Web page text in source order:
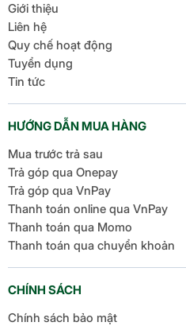
Giới thiệu
Liên hệ
Quy chế hoạt động
Tuyển dụng
Tin tức
HƯỚNG DẪN MUA HÀNG
Mua trước trả sau
Trả góp qua Onepay
Trả góp qua VnPay
Thanh toán online qua VnPay
Thanh toán qua Momo
Thanh toán qua chuyển khoản
CHÍNH SÁCH
Chính sách bảo mật